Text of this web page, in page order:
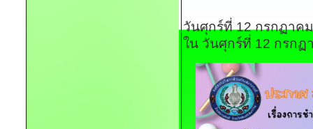
วันศุกร์ที่ 12 กรกฏาค
ใน วันศุกร์ที่ 12 กรกฏ